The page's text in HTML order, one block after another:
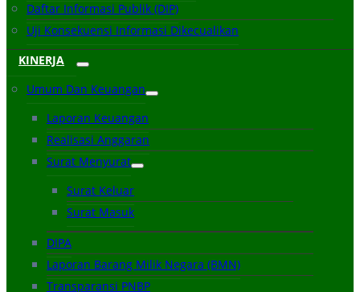
Daftar Informasi Publik (DIP)
Uji Konsekuensi Informasi Dikecualikan
KINERJA
Umum Dan Keuangan
Laporan Keuangan
Realisasi Anggaran
Surat Menyurat
Surat Keluar
Surat Masuk
DIPA
Laporan Barang Milik Negara (BMN)
Transparansi PNBP